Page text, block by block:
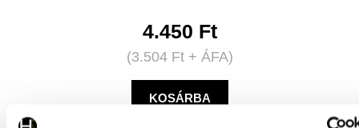
4.450 Ft
(3.504 Ft+ ÁFA)
KOSÁRBA